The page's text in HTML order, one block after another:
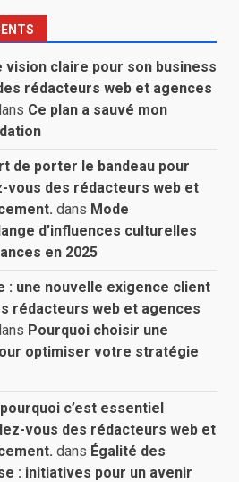
vision claire pour son business
rédacteurs web et agences
Ce plan a sauvé mon
de porter le bandeau pour
vous des rédacteurs web et
dans Mode
d’influences culturelles
en 2025
: une nouvelle exigence client
rédacteurs web et agences
Pourquoi choisir une
optimiser votre stratégie
c’est essentiel
vous des rédacteurs web et
dans Égalité des
: initiatives pour un avenir